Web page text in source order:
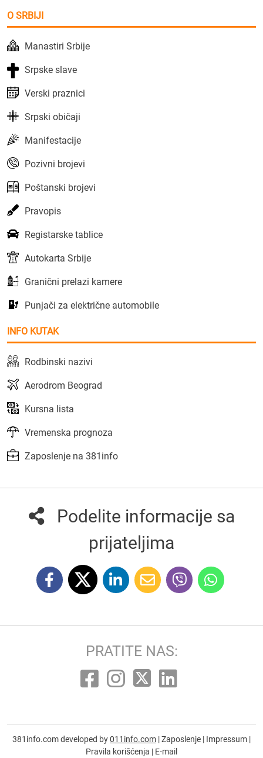
O SRBIJI
Manastiri Srbije
Srpske slave
Verski praznici
Srpski običaji
Manifestacije
Pozivni brojevi
Poštanski brojevi
Pravopis
Registarske tablice
Autokarta Srbije
Granični prelazi kamere
Punjači za električne automobile
INFO KUTAK
Rodbinski nazivi
Aerodrom Beograd
Kursna lista
Vremenska prognoza
Zaposlenje na 381info
Podelite informacije sa
prijateljima
PRATITE NAS:
381info.com developed by011info.com |Zaposlenje | Impressum |
Pravila korišćenja | E-mail